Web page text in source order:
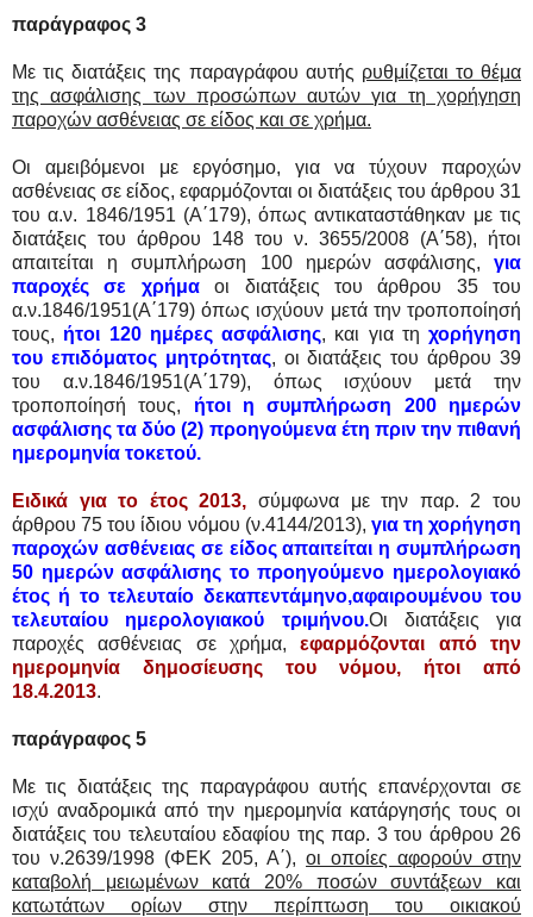
παράγραφος 3
Με τις διατάξεις της παραγράφου αυτής ρυθμίζεται το θέμα
της ασφάλισης των προσώπων αυτών για τη χορήγηση
παροχών ασθένειας σε είδος και σε χρήμα.
Οι αμειβόμενοι με εργόσημο, για να τύχουν παροχών
ασθένειας σε είδος, εφαρμόζονται οι διατάξεις του άρθρου 31
του α.ν. 1846/1951 (Α΄179), όπως αντικαταστάθηκαν με τις
διατάξεις του άρθρου 148 του ν. 3655/2008 (Α΄58), ήτοι
απαιτείται η συμπλήρωση 100 ημερών ασφάλισης, για
παροχές σε χρήμαοι διατάξεις του άρθρου 35 του
α.ν.1846/1951(Α΄179) όπως ισχύουν μετά την τροποποίησή
τους, ήτοι 120 ημέρες ασφάλισης, και για τη χορήγηση
του επιδόματος μητρότητας, οι διατάξεις του άρθρου 39
του α.ν.1846/1951(Α΄179), όπως ισχύουν μετά την
τροποποίησή τους, ήτοι η συμπλήρωση 200 ημερών
ασφάλισης τα δύο (2) προηγούμενα έτη πριν την πιθανή
ημερομηνία τοκετού.
Ειδικά για το έτος 2013, σύμφωνα με την παρ. 2 του
άρθρου 75 του ίδιου νόμου (ν.4144/2013), για τη χορήγηση
παροχών ασθένειας σε είδος απαιτείται η συμπλήρωση
50 ημερών ασφάλισης το προηγούμενο ημερολογιακό
έτος ή το τελευταίο δεκαπεντάμηνο,αφαιρουμένου του
τελευταίου ημερολογιακού τριμήνου.Οι διατάξεις για
παροχές ασθένειας σε χρήμα,εφαρμόζονται από την
ημερομηνία δημοσίευσης του νόμου, ήτοι από
18.4.2013.
παράγραφος 5
Με τις διατάξεις της παραγράφου αυτής επανέρχονται σε
ισχύ αναδρομικά από την ημερομηνία κατάργησής τους οι
διατάξεις του τελευταίου εδαφίου της παρ. 3 του άρθρου 26
του ν.2639/1998 (ΦΕΚ 205, Α΄), οι οποίες αφορούν στην
καταβολή μειωμένων κατά 20% ποσών συντάξεων και
κατωτάτων ορίων στην περίπτωση του οικιακού